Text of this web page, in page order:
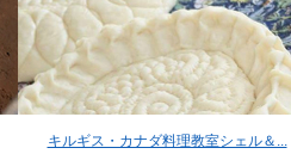
キルギス・カナダ料理教室シェル＆...